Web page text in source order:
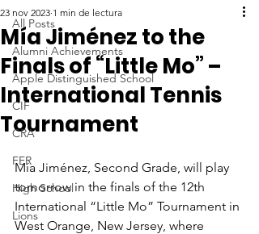
All Posts
Alumni Achievements
Apple Distinguished School
CIF
CRA
FER
High School
Lions
Mía Jiménez to the
Finals of “Little Mo” –
International Tennis
Tournament
23 nov 2023 1 min de lectura
Mía Jiménez, Second Grade, will play
tomorrow in the finals of the 12th
International “Little Mo” Tournament in
West Orange, New Jersey, where